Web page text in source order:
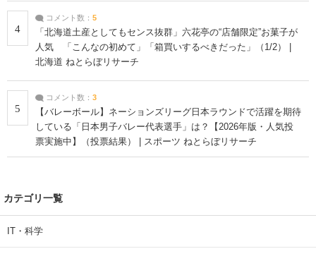
4
コメント数： 5
「北海道土産としてもセンス抜群」六花亭の“店舗限定”お菓子が
人気 「こんなの初めて」「箱買いするべきだった」（1/2） |
北海道 ねとらぼリサーチ
5
コメント数： 3
【バレーボール】ネーションズリーグ日本ラウンドで活躍を期待
している「日本男子バレー代表選手」は？【2026年版・人気投
票実施中】（投票結果） | スポーツ ねとらぼリサーチ
カテゴリ一覧
IT・科学